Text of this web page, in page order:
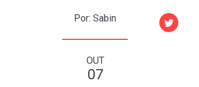
Por: Sabin
OUT
07